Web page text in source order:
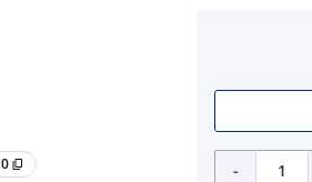
content_copy -